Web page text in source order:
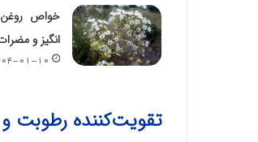
خواص
انگیز و
۱۴۰۴-۰۱-
تقویت‌کننده رطوبت